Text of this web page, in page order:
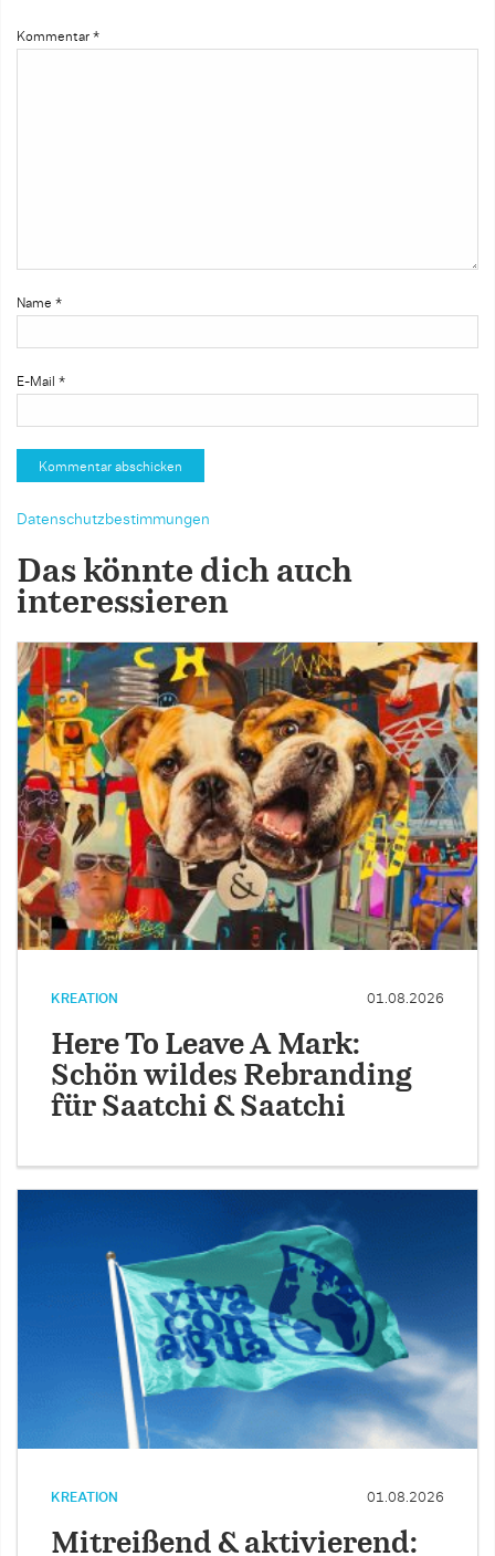
Kommentar *
Name *
E-Mail *
Datenschutzbestimmungen
Das könnte dich auch
interessieren
KREATION 01.08.2026
Here To Leave A Mark:
Schön wildes Rebranding
für Saatchi & Saatchi
KREATION 01.08.2026
Mitreißend & aktivierend: